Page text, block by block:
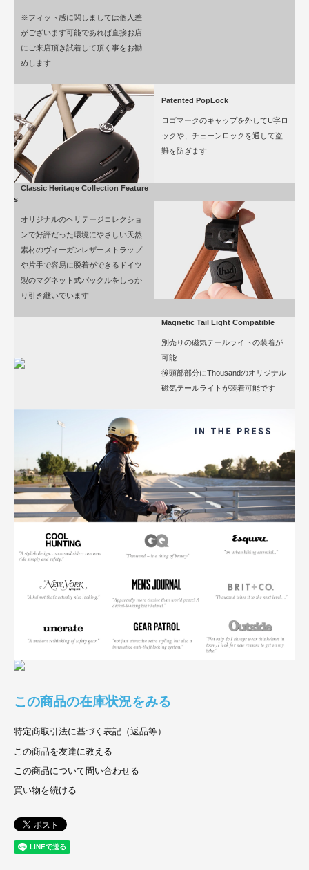
※フィット感に関しましては個人差
がございます可能であれば直接お店
にご来店頂き試着して頂く事をお勧
めします
Patented PopLock
ロゴマークのキャップを外してU字ロ
ックや、チェーンロックを通して盗
難を防ぎます
Classic Heritage Collection Feature
s
オリジナルのヘリテージコレクショ
ンで好評だった環境にやさしい天然
素材のヴィーガンレザーストラップ
や片手で容易に脱着ができるドイツ
製のマグネット式バックルをしっか
り引き継いでいます
Magnetic Tail Light Compatible
別売りの磁気テールライトの装着が
可能
後頭部部分にThousandのオリジナル
磁気テールライトが装着可能です
この商品の在庫状況をみる
特定商取引法に基づく表記（返品等）
この商品を友達に教える
この商品について問い合わせる
買い物を続ける